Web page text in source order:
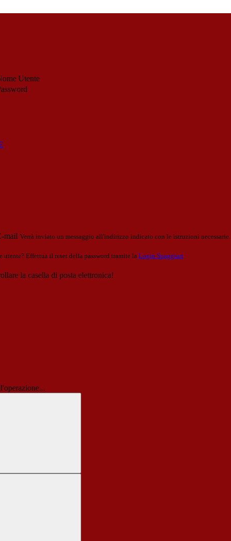
Utente
mail Verrà inviato un messaggio all'indirizzo indicato con le istruzioni necessarie.
utente? Effettua il reset della password tramite la Login Spaggiari
la casella di posta elettronica!